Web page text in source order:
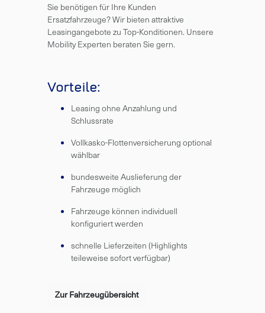
Sie benötigen für Ihre Kunden
Ersatzfahrzeuge? Wir bieten attraktive
Leasingangebote zu Top-Konditionen. Unsere
Mobility Experten beraten Sie gern.
Vorteile:
Leasing ohne Anzahlung und
Schlussrate
Vollkasko-Flottenversicherung optional
wählbar
bundesweite Auslieferung der
Fahrzeuge möglich
Fahrzeuge können individuell
konfiguriert werden
schnelle Lieferzeiten (Highlights
teileweise sofort verfügbar)
Zur Fahrzeugübersicht